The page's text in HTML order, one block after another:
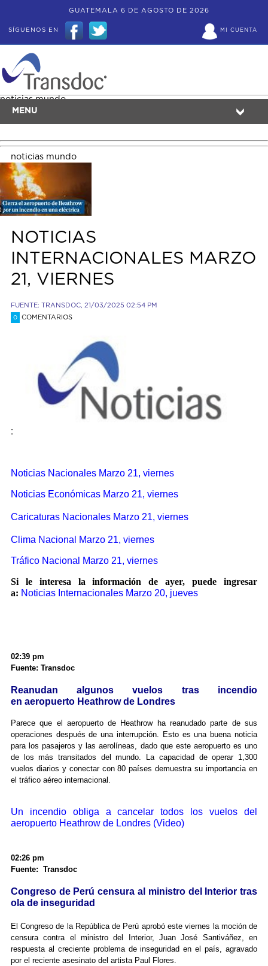
GUATEMALA 6 DE AGOSTO DE 2026
MI CUENTA
SÍGUENOS EN
MENU
noticias mundo
noticias mundo
NOTICIAS
INTERNACIONALES MARZO
21, VIERNES
FUENTE: TRANSDOC, 21/03/2025 02:54 PM
0 COMENTARIOS
:
Noticias Nacionales Marzo 21, viernes
Noticias Económicas Marzo 21, viernes
Caricaturas Nacionales Marzo 21, viernes
Clima Nacional Marzo 21, viernes
Tráfico Nacional Marzo 21, viernes
Si le interesa la información de ayer, puede ingresar
a: Noticias Internacionales Marzo 20, jueves
02:39 pm
Fuente: Transdoc
Reanudan algunos vuelos tras incendio
en aeropuerto Heathrow de Londres
Parece que el aeropuerto de Heathrow ha reanudado parte de sus
operaciones después de una interrupción. Esto es una buena noticia
para los pasajeros y las aerolíneas, dado que este aeropuerto es uno
de los más transitados del mundo. La capacidad de operar 1,300
vuelos diarios y conectar con 80 países demuestra su importancia en
el tráfico aéreo internacional.
Un incendio obliga a cancelar todos los vuelos del
aeropuerto Heathrow de Londres (Video)
02:26 pm
Fuente: Transdoc
Congreso de Perú censura al ministro del Interior tras
ola de inseguridad
El Congreso de la República de Perú aprobó este viernes la moción de
censura contra el ministro del Interior, Juan José Santiváñez, en
respuesta al creciente problema de inseguridad en el país, agravado
por el reciente asesinato del artista Paul Flores.